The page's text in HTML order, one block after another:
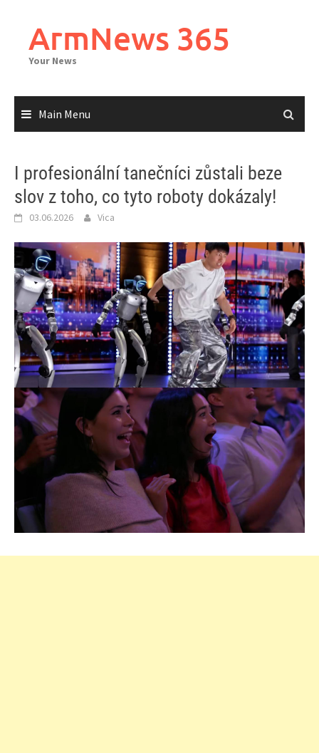
contentArmNews 365
Your News
Main Menu
I profesionální tanečníci zůstali beze
slov z toho, co tyto roboty dokázaly!
03.06.2026 Vica